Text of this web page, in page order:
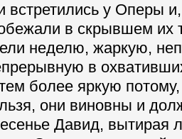
встретились у Оперы
в скрывшем их
неделю, жаркую,
в
более яркую потому,
они виновны и
Давид, вытирая